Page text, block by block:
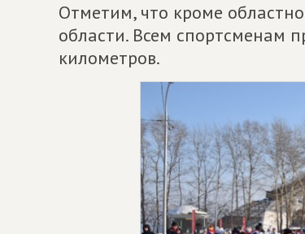
Отметим, что кроме
области. Всем спортсменам
километров.